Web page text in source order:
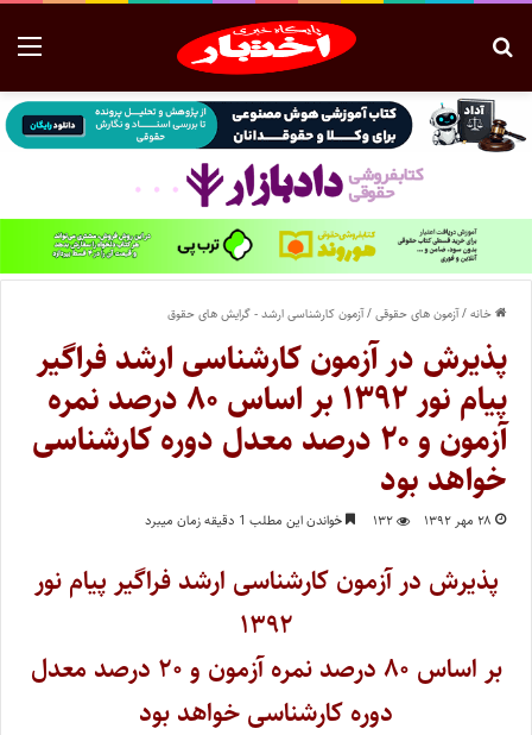
خانه/آزمون های حقوقی/آزمون کارشناسی ارشد - گرایش های حقوق
پذیرش در آزمون کارشناسی ارشد فراگیر
پیام نور ۱۳۹۲ بر اساس ۸۰ درصد نمره
آزمون و ۲۰ درصد معدل دوره کارشناسی
خواهد بود
۲۸ مهر ۱۳۹۲ ۱۳۲ خواندن این مطلب 1 دقیقه زمان میبرد
پذیرش در آزمون کارشناسی ارشد فراگیر پیام نور
۱۳۹۲
بر اساس ۸۰ درصد نمره آزمون و ۲۰ درصد معدل
دوره کارشناسی خواهد بود